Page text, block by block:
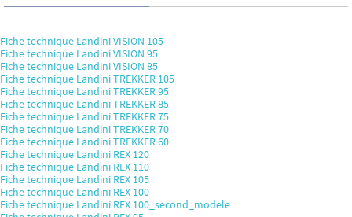
Fiche technique Landini VISION 105
Fiche technique Landini VISION 95
Fiche technique Landini VISION 85
Fiche technique Landini TREKKER 105
Fiche technique Landini TREKKER 95
Fiche technique Landini TREKKER 85
Fiche technique Landini TREKKER 75
Fiche technique Landini TREKKER 70
Fiche technique Landini TREKKER 60
Fiche technique Landini REX 120
Fiche technique Landini REX 110
Fiche technique Landini REX 105
Fiche technique Landini REX 100
Fiche technique Landini REX 100_second_modele